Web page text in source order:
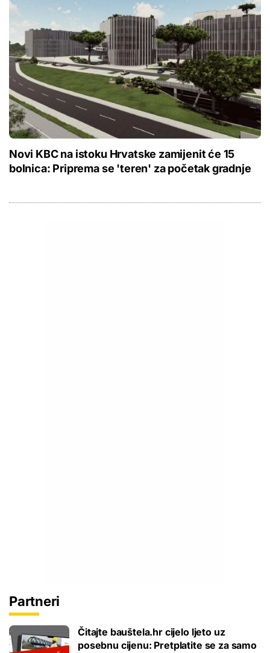
Novi KBC na istoku Hrvatske zamijenit će 15
bolnica: Priprema se 'teren' za početak gradnje
Partneri
Čitajte bauštela.hr cijelo ljeto uz
posebnu cijenu: Pretplatite se za samo